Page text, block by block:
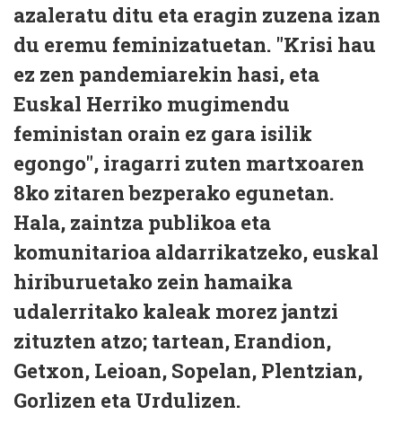
azaleratu ditu eta eragin zuzena izan
du eremu feminizatuetan. "Krisi hau
ez zen pandemiarekin hasi, eta
Euskal Herriko mugimendu
feministan orain ez gara isilik
egongo", iragarri zuten martxoaren
8ko zitaren bezperako egunetan.
Hala, zaintza publikoa eta
komunitarioa aldarrikatzeko, euskal
hiriburuetako zein hamaika
udalerritako kaleak morez jantzi
zituzten atzo; tartean, Erandion,
Getxon, Leioan, Sopelan, Plentzian,
Gorlizen eta Urdulizen.